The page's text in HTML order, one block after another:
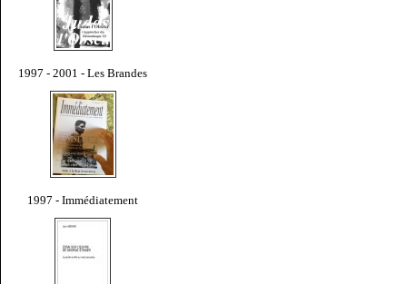
1997 - 2001 - Les Brandes
1997 - Immédiatement